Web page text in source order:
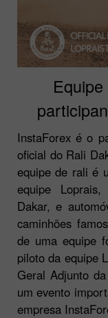
InstaForex é o
oficial do Rali
equipe de rali é
equipe
Dakar, e
caminhões
de uma equipe
piloto da equipe
Geral Adjunto
um evento
empresa